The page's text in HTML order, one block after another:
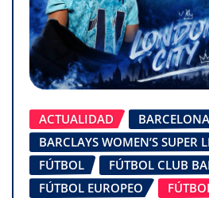
ACTUALIDAD
BARCELONA
BARCLAYS WOMEN’S SUPER
FÚTBOL
FÚTBOL CLUB
FÚTBOL EUROPEO